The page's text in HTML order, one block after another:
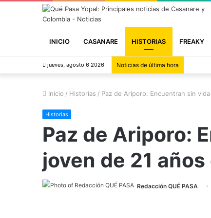
INICIO CASANARE HISTORIAS FREAKY
jueves, agosto 6 2026 Noticias de última hora
Inicio / Historias / Paz de Ariporo: Encuentran sin
Historias
Paz de Ariporo:
joven de 21
Redacción QUÉ PASA